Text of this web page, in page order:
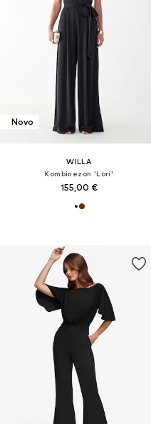
Novo
WILLA
Kombinezon 'Lori'
155,00 €